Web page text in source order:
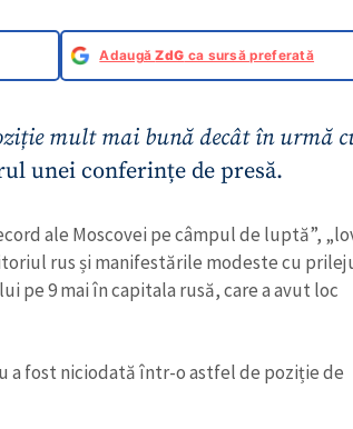
AdaugăZdG ca sursă preferată
mult mai bună decât în urmă
unei conferințe de presă.
ale Moscovei pe câmpul de luptă”,
rus și manifestările modeste cu
pe 9 mai în capitala rusă, care a avut loc
a fost niciodată într-o astfel de poziție de